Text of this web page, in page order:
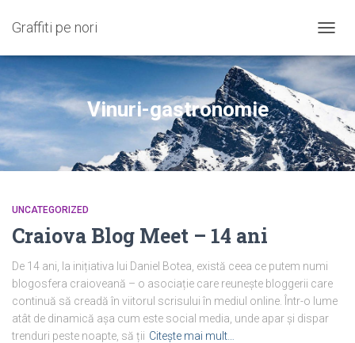
Graffiti pe nori
Vinuri-gastronomie
UNCATEGORIZED
Craiova Blog Meet – 14 ani
De 14 ani, la inițiativa lui Daniel Botea, există ceea ce putem numi
blogosfera craioveană – o asociație care reunește bloggerii care
continuă să creadă în viitorul scrisului în mediul online. Într-o lume
atât de dinamică așa cum este social media, unde apar și dispar
trenduri peste noapte, să ții Citește mai mult…